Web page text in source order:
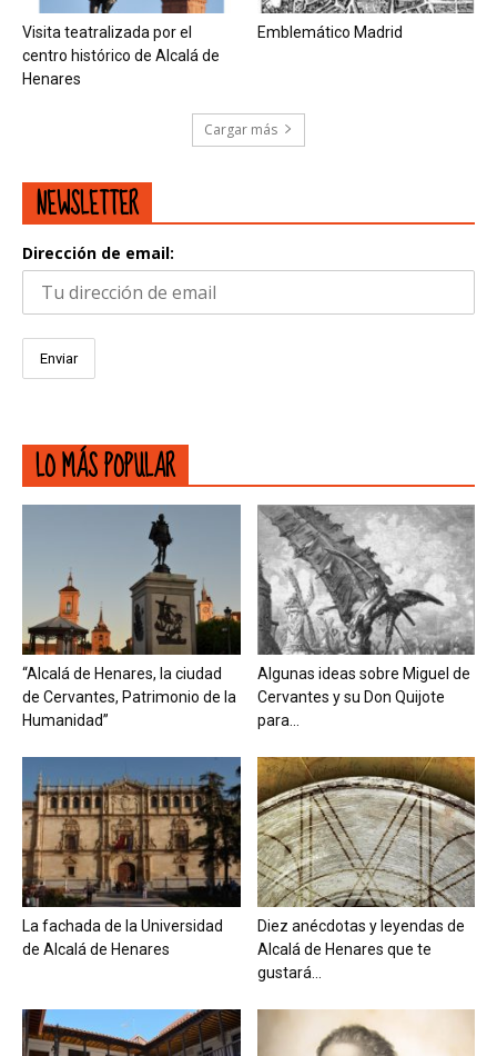
Visita teatralizada por el
centro histórico de Alcalá de
Henares
Emblemático Madrid
Cargar más
NEWSLETTER
Dirección de email:
LO MÁS POPULAR
“Alcalá de Henares, la ciudad
de Cervantes, Patrimonio de la
Humanidad”
Algunas ideas sobre Miguel de
Cervantes y su Don Quijote
para...
La fachada de la Universidad
de Alcalá de Henares
Diez anécdotas y leyendas de
Alcalá de Henares que te
gustará...